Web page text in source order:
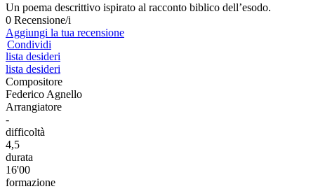
Un poema descrittivo ispirato al racconto biblico dell’esodo.
0 Recensione/i
Aggiungi la tua recensione
Condividi
lista desideri
lista desideri
Compositore
Federico Agnello
Arrangiatore
-
difficoltà
4,5
durata
16'00
formazione